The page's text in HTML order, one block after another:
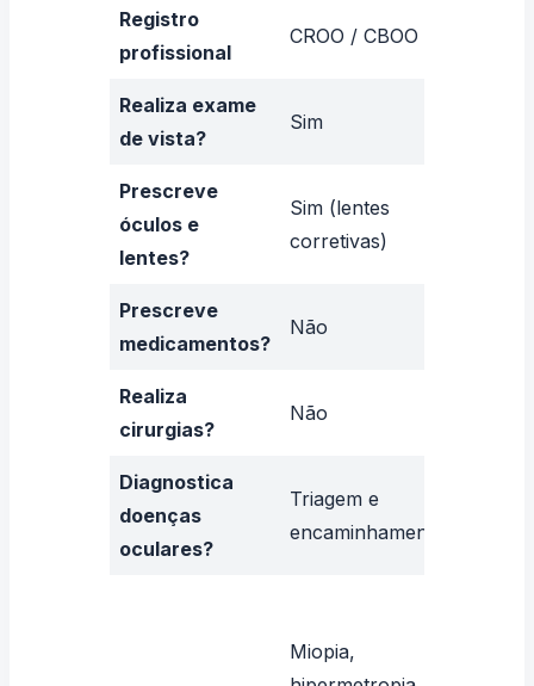
Registro
profissional
CROO / CBOO
Realiza exame
de vista?
Sim
Prescreve
óculos e
lentes?
Sim (lentes
corretivas)
Prescreve
medicamentos?
Não
Realiza
cirurgias?
Não
Diagnostica
doenças
oculares?
Triagem e
encaminhamento
Miopia,